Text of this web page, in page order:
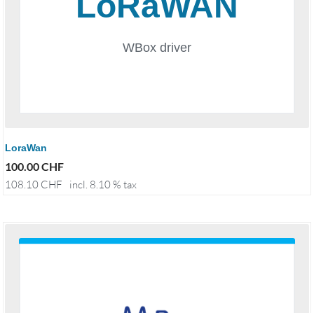
LoraWan
100.00CHF
108.10 CHF incl. 8.10 % tax